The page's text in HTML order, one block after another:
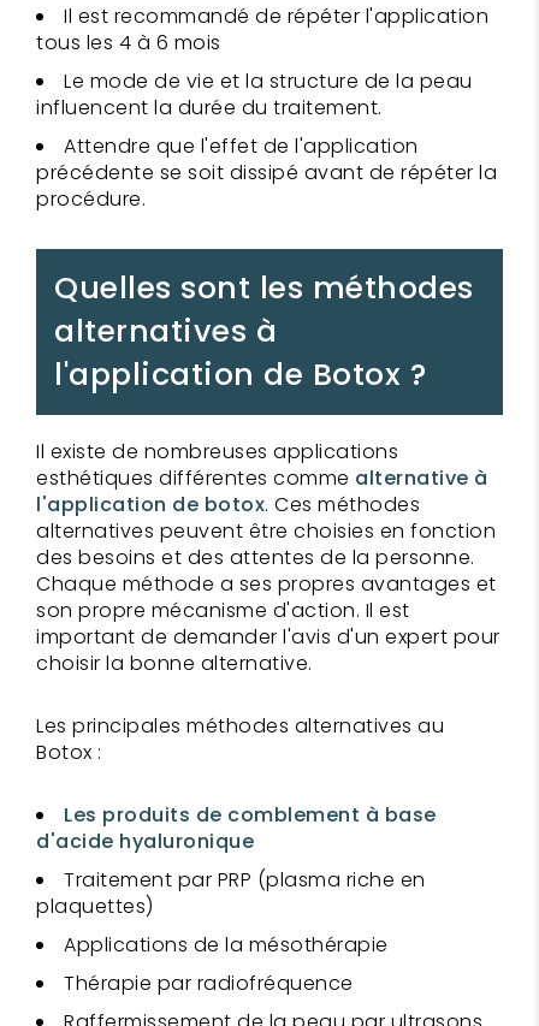
Il est recommandé de répéter l'application
tous les 4 à 6 mois
Le mode de vie et la structure de la peau
influencent la durée du traitement.
Attendre que l'effet de l'application
précédente se soit dissipé avant de répéter la
procédure.
Quelles sont les méthodes
alternatives à
l'application de Botox ?
Il existe de nombreuses applications
esthétiques différentes comme alternative à
l'application de botox. Ces méthodes
alternatives peuvent être choisies en fonction
des besoins et des attentes de la personne.
Chaque méthode a ses propres avantages et
son propre mécanisme d'action. Il est
important de demander l'avis d'un expert pour
choisir la bonne alternative.
Les principales méthodes alternatives au
Botox :
Les produits de comblement à base
d'acide hyaluronique
Traitement par PRP (plasma riche en
plaquettes)
Applications de la mésothérapie
Thérapie par radiofréquence